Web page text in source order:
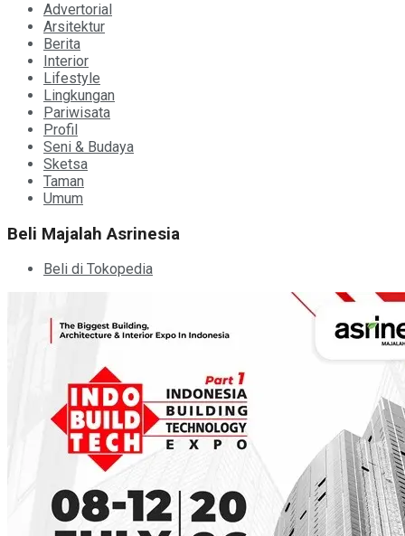
Advertorial
Arsitektur
Berita
Interior
Lifestyle
Lingkungan
Pariwisata
Profil
Seni & Budaya
Sketsa
Taman
Umum
Beli Majalah Asrinesia
Beli di Tokopedia